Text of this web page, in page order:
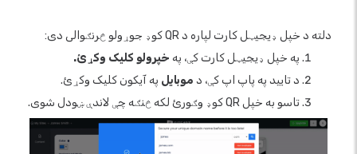
دلته د خپل ډیجیټل کارت لپاره د QR کوډ جوړولو څرنګوالی دی:
په خپل ډیجیټل کارت کې، په خپرولو کلیک وکړئ.
د تایید په پاپ اپ کې، د موبایل په آیکون کلیک وکړئ.
تاسو به خپل QR کوډ وګورئ لکه څنګه چې لاندې ښودل شوی.